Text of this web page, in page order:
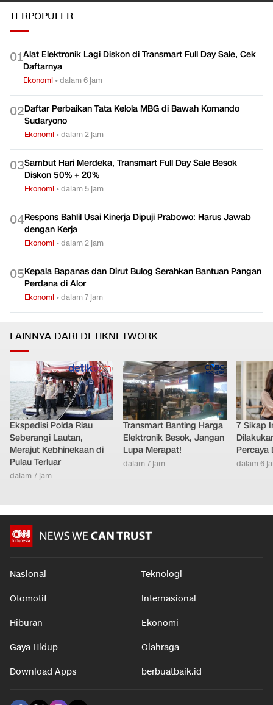
Ekonomi
TERPOPULER
0 1
Daftarnya
Ekonomi•dalam 6 jam
0 2
Sudaryono
Ekonomi•dalam 2 jam
0 3
Diskon 50% + 20%
Ekonomi•dalam 5 jam
04
dengan Kerja
Ekonomi•dalam 2 jam
Ekonomi •dalam 7 jam
LAINNYA DARI DETIKNETWORK
Ekspedisi Polda Riau
Seberangi Lautan,
Transmart Banting Harga
7 Sikap
Nasional Teknologi
Otomotif Internasional
Hiburan Ekonomi